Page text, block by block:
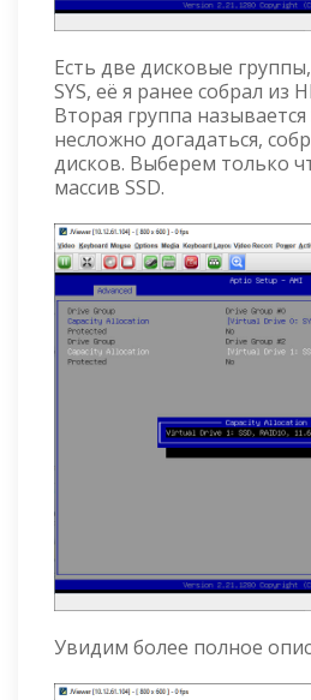
Есть две дисковые
SYS, её я ранее собрал из
Вторая группа называется
несложно догадаться,
дисков. Выберем только
массив SSD.
Увидим более полное